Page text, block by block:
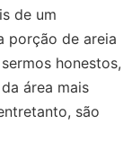
de um
porção de areia
honestos,
área mais
são